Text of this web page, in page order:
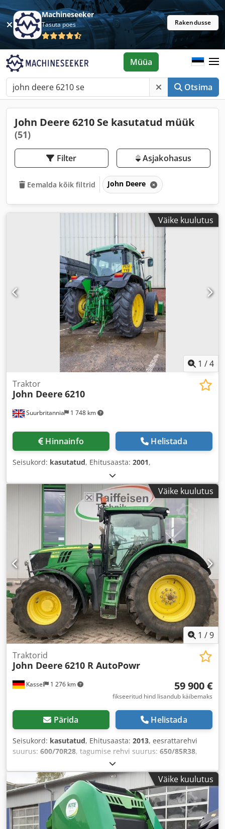
Machineseeker
Tasuta poes Rakendusse
Otsima
Müüa
John Deere 6210 Se kasutatud müük
(51)
Filter Asjakohasus
Eemalda kõik filtrid John Deere
Väike kuulutus
1 /4
Suurbritannia 1 748 km
Traktor
John Deere 6210
Hinnainfo Helistada
Seisukord: kasutatud, Ehitusaasta: 2001,
Väike kuulutus
1 /9
Kassel 1 276 km
Traktorid
John Deere 6210 R AutoPowr
59 900 €
fikseeritud hind lisandub käibemaks
Pärida Helistada
Seisukord: kasutatud, Ehitusaasta: 2013, eesrattarehvi
suurus: 600/70R28, tagumise rehvi suurus: 650/85R38,
Väike kuulutus